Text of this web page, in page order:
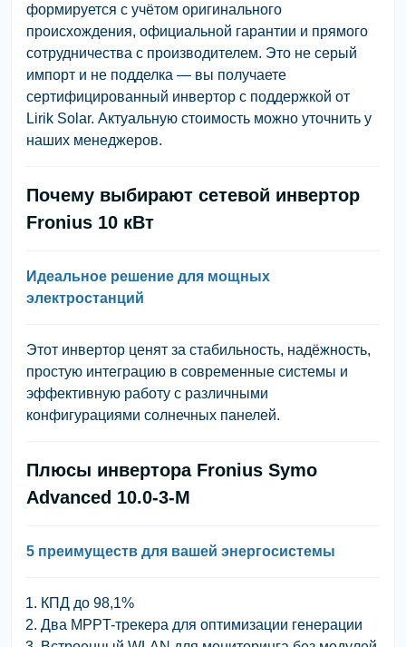
формируется с учётом оригинального
происхождения, официальной гарантии и прямого
сотрудничества с производителем. Это не серый
импорт и не подделка — вы получаете
сертифицированный инвертор с поддержкой от
Lirik Solar. Актуальную стоимость можно уточнить у
наших менеджеров.
Почему выбирают сетевой инвертор
Fronius 10 кВт
Идеальное решение для мощных
электростанций
Этот инвертор ценят за стабильность, надёжность,
простую интеграцию в современные системы и
эффективную работу с различными
конфигурациями солнечных панелей.
Плюсы инвертора Fronius Symo
Advanced 10.0-3-M
5 преимуществ для вашей энергосистемы
КПД до 98,1%
Два MPPT-трекера для оптимизации генерации